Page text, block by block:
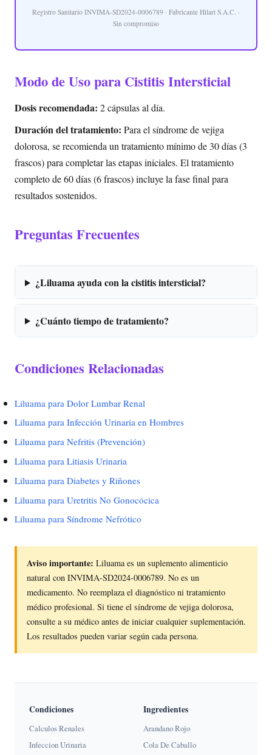
Registro Sanitario INVIMA-SD2024-0006789 · Fabricante Hilart S.A.C. ·
Sin compromiso
Modo de Uso para Cistitis Intersticial
Dosis recomendada: 2 cápsulas al día.
Duración del tratamiento: Para el síndrome de vejiga
dolorosa, se recomienda un tratamiento mínimo de 30 días (3
frascos) para completar las etapas iniciales. El tratamiento
completo de 60 días (6 frascos) incluye la fase final para
resultados sostenidos.
Preguntas Frecuentes
¿Liluama ayuda con la cistitis intersticial?
¿Cuánto tiempo de tratamiento?
Condiciones Relacionadas
Liluama para Dolor Lumbar Renal
Liluama para Infección Urinaria en Hombres
Liluama para Nefritis (Prevención)
Liluama para Litiasis Urinaria
Liluama para Diabetes y Riñones
Liluama para Uretritis No Gonocócica
Liluama para Síndrome Nefrótico
Aviso importante: Liluama es un suplemento alimenticio
natural con INVIMA-SD2024-0006789. No es un
medicamento. No reemplaza el diagnóstico ni tratamiento
médico profesional. Si tiene el síndrome de vejiga dolorosa,
consulte a su médico antes de iniciar cualquier suplementación.
Los resultados pueden variar según cada persona.
Condiciones
Calculos Renales
Infeccion Urinaria
Ingredientes
Arandano Rojo
Cola De Caballo